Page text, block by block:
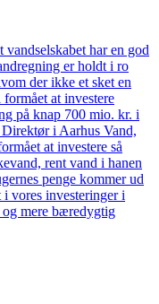
har en god
er holdt i ro
der ikke et sket en
at investere
på knap 700 mio. kr. i
i Aarhus Vand,
at investere så
rent vand i hanen
penge kommer ud
vores investeringer i
og mere bæredygtig